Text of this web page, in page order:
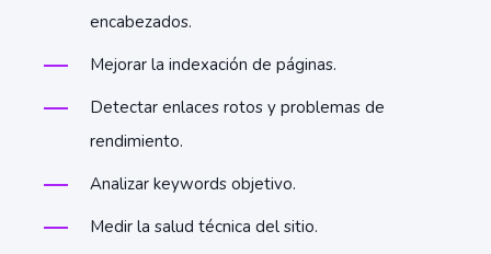
encabezados.
Mejorar la indexación de páginas.
Detectar enlaces rotos y problemas de
rendimiento.
Analizar keywords objetivo.
Medir la salud técnica del sitio.